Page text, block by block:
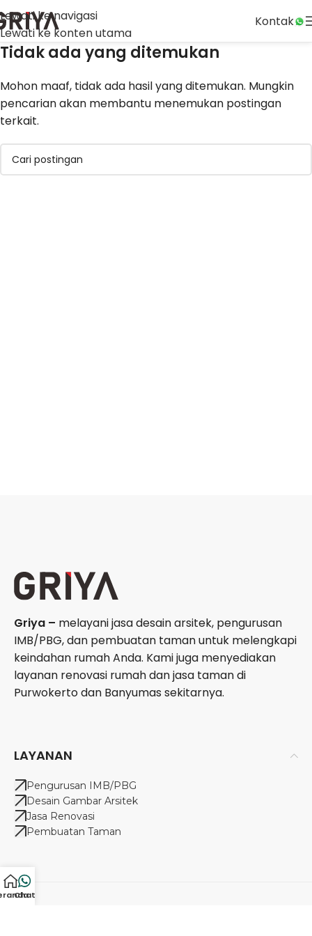
Lewati ke navigasi
Lewati ke konten utama
Kontak
Tidak ada yang ditemukan
Mohon maaf, tidak ada hasil yang ditemukan. Mungkin
pencarian akan membantu menemukan postingan
terkait.
Griya – melayani jasa desain arsitek, pengurusan
IMB/PBG, dan pembuatan taman untuk melengkapi
keindahan rumah Anda. Kami juga menyediakan
layanan renovasi rumah dan jasa taman di
Purwokerto dan Banyumas sekitarnya.
LAYANAN
Pengurusan IMB/PBG
Desain Gambar Arsitek
Jasa Renovasi
Pembuatan Taman
Chat